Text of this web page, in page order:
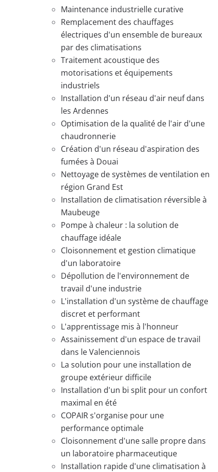
Maintenance industrielle curative
Remplacement des chauffages
électriques d'un ensemble de bureaux
par des climatisations
Traitement acoustique des
motorisations et équipements
industriels
Installation d'un réseau d'air neuf dans
les Ardennes
Optimisation de la qualité de l'air d'une
chaudronnerie
Création d'un réseau d'aspiration des
fumées à Douai
Nettoyage de systèmes de ventilation en
région Grand Est
Installation de climatisation réversible à
Maubeuge
Pompe à chaleur : la solution de
chauffage idéale
Cloisonnement et gestion climatique
d'un laboratoire
Dépollution de l'environnement de
travail d'une industrie
L'installation d'un système de chauffage
discret et performant
L'apprentissage mis à l'honneur
Assainissement d'un espace de travail
dans le Valenciennois
La solution pour une installation de
groupe extérieur difficile
Installation d'un bi split pour un confort
maximal en été
COPAIR s'organise pour une
performance optimale
Cloisonnement d'une salle propre dans
un laboratoire pharmaceutique
Installation rapide d'une climatisation à